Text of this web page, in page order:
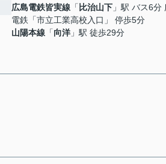
広島電鉄皆実線 「 比治山下 」駅 バス6分
電鉄「市立工業高校入口」 停歩5分
山陽本線 「向洋 」駅 徒歩29分